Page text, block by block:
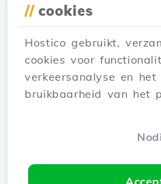
// cookies
Hostico gebruikt,
cookies voor
verkeersanalyse en
bruikbaarheid van het
Download de